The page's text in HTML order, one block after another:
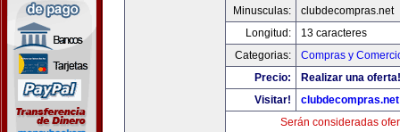
Minusculas:
clubdecompras.net
Longitud:
13 caracteres
Categorias:
Compras y
Precio:
Realizar una oferta!
Visitar!
clubdecompras.net
Serán consideradas